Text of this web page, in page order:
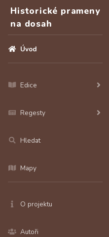
Historické prameny
na dosah
Úvod
Edice
Regesty
Hledat
Mapy
O projektu
Autoři